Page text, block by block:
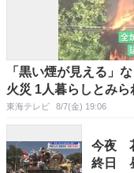
「黒い煙が見える」
火災 1人暮らしとみ
東海テレビ 8/7(金) 19:06
今夜
終日